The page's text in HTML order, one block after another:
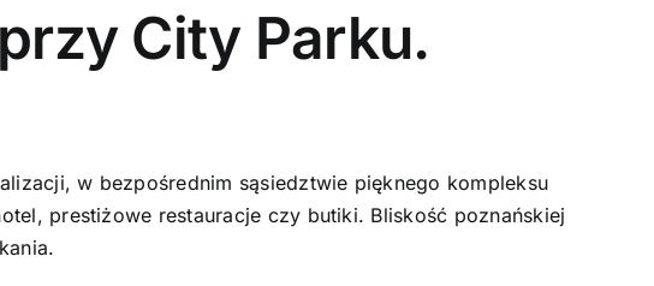
City Parku.
w bezpośrednim sąsiedztwie pięknego kompleksu
prestiżowe restauracje czy butiki. Bliskość poznańskiej